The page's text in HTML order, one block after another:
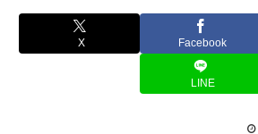
X Facebook
LINE